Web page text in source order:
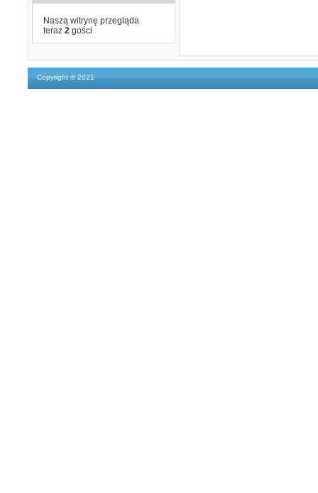
Naszą witrynę przegląda
teraz 2 gości
Copyright © 2021